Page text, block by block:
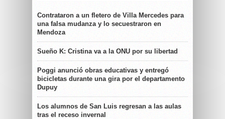
Contrataron a un fletero de Villa Mercedes para
una falsa mudanza y lo secuestraron en
Mendoza
Sueño K: Cristina va a la ONU por su libertad
Poggi anunció obras educativas y entregó
bicicletas durante una gira por el departamento
Dupuy
Los alumnos de San Luis regresan a las aulas
tras el receso invernal